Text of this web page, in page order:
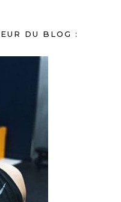
DU BLOG :